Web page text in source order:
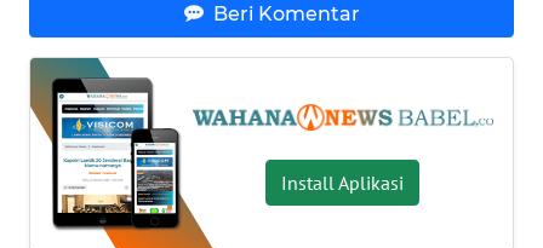
Beri Komentar
Install Aplikasi
WN
NUSANTARA
WN
JOGJA
WN